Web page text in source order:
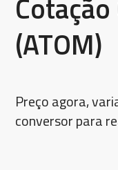
(ATOM)
Preço agora,
conversor para